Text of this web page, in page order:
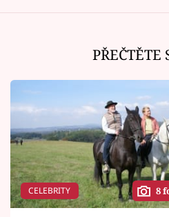
PŘEČTĚTE
CELEBRITY 8